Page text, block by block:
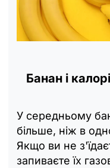
Банан і
У середньому
більше, ніж в
Якщо ви не
запиваєте їх